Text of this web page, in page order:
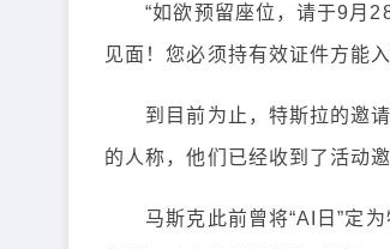
“如欲预留座位，请于9月28
见面！您必须持有效证件方能
到目前为止，特斯拉的邀请
的人称，他们已经收到了活动邀
马斯克此前曾将“AI日”定为